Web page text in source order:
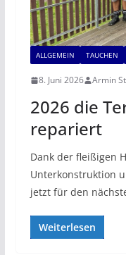
ALLGEMEIN TAUCHEN
8. Juni 2026 Armin
2026 die
repariert
Dank der fleißigen
Unterkonstruktion
jetzt für den
Weiterlesen